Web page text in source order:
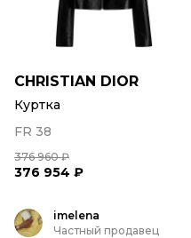
CHRISTIAN DIOR
Куртка
FR 38
376 960 ₽
376 954 ₽
imelena
Частный продавец